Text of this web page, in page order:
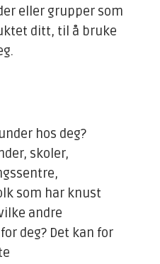
eller grupper som
ditt, til å bruke
hos deg?
skoler,
som har knust
andre
deg? Det kan for